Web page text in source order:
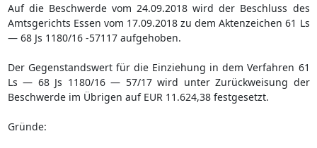
Auf die Beschwerde vom 24.09.2018 wird der Beschluss des
Amtsgerichts Essen vom 17.09.2018 zu dem Aktenzeichen 61 Ls
— 68 Js 1180/16 -57117 aufgehoben.
Der Gegenstandswert für die Einziehung in dem Verfahren 61
Ls — 68 Js 1180/16 — 57/17 wird unter Zurückweisung der
Beschwerde im Übrigen auf EUR 11.624,38 festgesetzt.
Gründe: